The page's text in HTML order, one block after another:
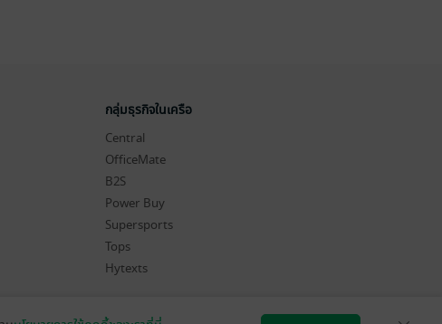
กลุ่มธุรกิจในเครือ
Central
OfficeMate
B2S
Power Buy
Supersports
Tops
Hytexts